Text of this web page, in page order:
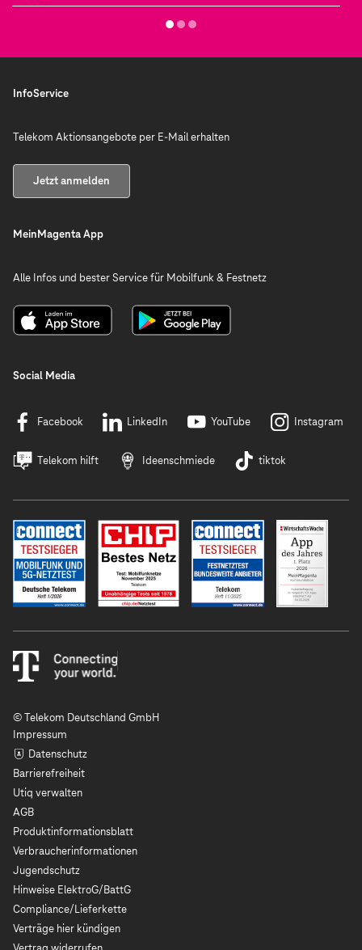
InfoService
Telekom Aktionsangebote per E-Mail erhalten
Jetzt anmelden
MeinMagenta App
Alle Infos und bester Service für Mobilfunk & Festnetz
Social Media
Facebook LinkedIn YouTube Instagram
Telekom hilft Ideenschmiede tiktok
© Telekom Deutschland GmbH
Impressum
Datenschutz
Barrierefreiheit
Utiq verwalten
AGB
Produktinformationsblatt
Verbraucherinformationen
Jugendschutz
Hinweise ElektroG/BattG
Compliance/Lieferkette
Verträge hier kündigen